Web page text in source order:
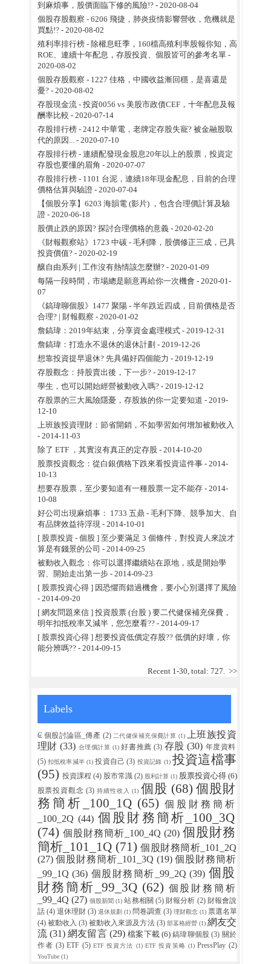
到麻煩事，股價面臨下修的風險!?- 2020-08-04
個股存股觀察 - 6206 飛捷，肺炎疫情影響營收，危機就是
買點!? - 2020-08-02
殖利率排行榜 - 除權息旺季，160檔高殖利率股報你知，高
ROE、連續十年配息，存股投資、個股皆可的參考名單-
2020-08-02
個股存股觀察 - 1227 佳格，中國收益漸回穩，是喜還是
憂?- 2020-08-02
存股現金流 - 投資0056 vs 美股市政債CEF，十年配息及報
酬率比較 - 2020-07-14
存股排行榜 - 2412 中華電，老牌定存股失寵? 被金融股取
代的原因...- 2020-07-10
存股排行榜 - 連續配發現金股息20年以上的股票，投資定
存股也要懂的眉角 - 2020-07-07
存股排行榜 - 1101 台泥，連續18年現金配息，目前的合理
價格估算與驗證- 2020-07-04
【個股分享】6203 海韻電 (影片) ，包含合理價計算及驗
證- 2020-06-18
股價止跌的原因? 探討合理價格的意義- 2020-02-20
《財報觀察站》1723 中碳 - 毛利降，股價修正三成，已具
投資價值?- 2020-02-19
釀自由系列 | 工作沒有熱情該怎麼辦?- 2020-01-09
每隔一段時間，市場總是願意再給你一次機會 - 2020-01-
07
《鎬瑋聊個股》1477 聚陽 - 半年跌近四成，目前價格是否
合理? | 財報觀察 - 2020-01-02
詹鎬瑋：2019年結束，分享資金處理模式- 2019-12-31
詹鎬瑋：打造永不退休的退休計劃 - 2019-12-26
想靠投資提早退休? 先具備好四個能力 - 2019-12-19
存股觀念：持股賣出後，下一步?- 2019-12-17
學生，也可以開始經營被動收入嗎?- 2019-12-12
存股票的三大風險隱憂，存股族的你一定要知道 - 2019-
12-10
上班族投資理財：節省開銷，不如學習如何增加被動收入
- 2014-11-03
除了 ETF ，其實沒有真正的定存股- 2014-10-20
股票投資觀念：從白銀價格下跌來看投資這件事- 2014-
10-13
想要存股票，至少要知道有一種股票一定不能存 - 2014-
10-08
好公司出現麻煩事： 1733 五鼎 - 毛利下降、競爭加大、自
有品牌效益待浮現- 2014-10-01
[ 股票投資 - 個股 ] 至少要滿足 3 個條件，對投資人來說才
算是有錢景的公司 - 2014-09-25
被動收入觀念：你可以選擇繼續站在原地，或是開始學
習、開始走出第一步 - 2014-09-23
[ 股票投資心得 ] 因恐懼而錯過機會，要小心別選擇了風險
- 2014-09-20
[ 網友問題來信 ] 投資股票 (台股 ) 要二代健保補充保費，
明年扣抵稅率又減半，您怎麼看??- 2014-09-17
[ 股票投資心得 ] 想要投資低價定存股?? 低價的好壞，你
能分辨嗎??- 2014-09-15
Recent 1-30, total: 727. >>
Labels
₢ 個股討論區_傳產 (2) 二代健保補充保費計算 (1) 上班族投資
理財 (33) 合理價計算 (1) 好書推薦 (3) 存股 (30) 年度資料
(5) 扣抵稅率減半 (1) 投資自己 (3) 投資記錄 (1) 投資這檔事
(95) 投資課程 (4) 股市常識 (2) 股利計算 (1) 股票投資心得 (6)
股票投資觀念 (3) 持續性收入 (1) 個股 (68) 個股財
務簡析_100_1Q (65) 個股財務簡析
_100_2Q (44) 個股財務簡析_100_3Q
(74) 個股財務簡析_100_4Q (20) 個股財務
簡析_101_1Q (71) 個股財務簡析_101_2Q
(27) 個股財務簡析_101_3Q (19) 個股財務簡析
_99_1Q (36) 個股財務簡析_99_2Q (39) 個股
財務簡析_99_3Q (62) 個股財務簡析
_99_4Q (27) 個股新聞 (1) 站務相關 (5) 財報分析 (2) 財報會說
話 (4) 退休理財 (3) 退休規劃 (1) 問卷調查 (3) 理財觀念 (1) 票選名單
(4) 被動收入 (3) 被動收入來源及方法 (3) 部茖格經營 (1) 網友交
流 (31) 網友留言 (29) 檔案下載 (6) 鎬瑋聊個股 (3) 關於
作者 (3) ETF (5) ETF 投資方法 (1) ETF 投資策略 (1) PressPlay (2)
YouTube (1)